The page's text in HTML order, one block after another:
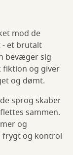
mod de
- et brutalt
bevæger sig
fiktion og giver
og dømt.
sprog skaber
sammen.
og
frygt og kontrol